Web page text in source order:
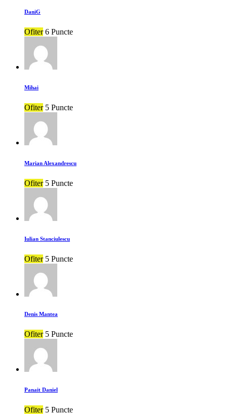
DaniG
Ofiter 6 Puncte
Mihai
Ofiter 5 Puncte
Marian Alexandrescu
Ofiter 5 Puncte
Iulian Stanciulescu
Ofiter 5 Puncte
Denis Mantea
Ofiter 5 Puncte
Panait Daniel
Ofiter 5 Puncte